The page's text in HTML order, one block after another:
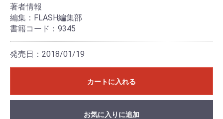
著者情報
編集：FLASH編集部
書籍コード：9345
発売日：2018/01/19
カートに入れる
お気に入りに追加